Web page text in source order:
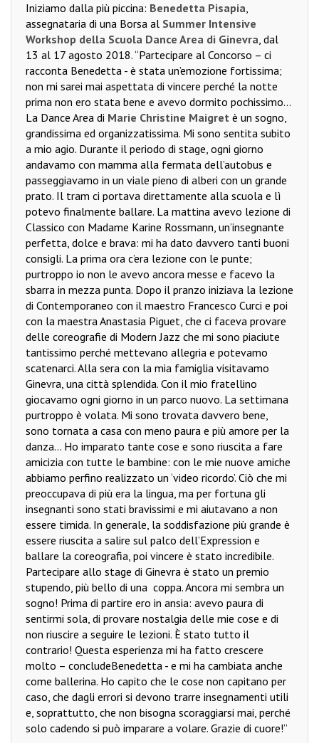
Iniziamo dalla più piccina: Benedetta Pisapia,
assegnataria di una Borsa al Summer Intensive
Workshop della Scuola Dance Area di Ginevra, dal
13 al 17 agosto 2018. “Partecipare al Concorso – ci
racconta Benedetta - è stata un’emozione fortissima;
non mi sarei mai aspettata di vincere perché la notte
prima non ero stata bene e avevo dormito pochissimo...
La Dance Area di Marie Christine Maigret è un sogno,
grandissima ed organizzatissima. Mi sono sentita subito
a mio agio. Durante il periodo di stage, ogni giorno
andavamo con mamma alla fermata dell’autobus e
passeggiavamo in un viale pieno di alberi con un grande
prato. Il tram ci portava direttamente alla scuola e lì
potevo finalmente ballare. La mattina avevo lezione di
Classico con Madame Karine Rossmann, un’insegnante
perfetta, dolce e brava: mi ha dato davvero tanti buoni
consigli. La prima ora c’era lezione con le punte;
purtroppo io non le avevo ancora messe e facevo la
sbarra in mezza punta. Dopo il pranzo iniziava la lezione
di Contemporaneo con il maestro Francesco Curci e poi
con la maestra Anastasia Piguet, che ci faceva provare
delle coreografie di Modern Jazz che mi sono piaciute
tantissimo perché mettevano allegria e potevamo
scatenarci. Alla sera con la mia famiglia visitavamo
Ginevra, una città splendida. Con il mio fratellino
giocavamo ogni giorno in un parco nuovo. La settimana
purtroppo è volata. Mi sono trovata davvero bene,
sono tornata a casa con meno paura e più amore per la
danza… Ho imparato tante cose e sono riuscita a fare
amicizia con tutte le bambine: con le mie nuove amiche
abbiamo perfino realizzato un ‘video ricordo’. Ciò che mi
preoccupava di più era la lingua, ma per fortuna gli
insegnanti sono stati bravissimi e mi aiutavano a non
essere timida. In generale, la soddisfazione più grande è
essere riuscita a salire sul palco dell’Expression e
ballare la coreografia, poi vincere è stato incredibile.
Partecipare allo stage di Ginevra è stato un premio
stupendo, più bello di una coppa. Ancora mi sembra un
sogno! Prima di partire ero in ansia: avevo paura di
sentirmi sola, di provare nostalgia delle mie cose e di
non riuscire a seguire le lezioni. È stato tutto il
contrario! Questa esperienza mi ha fatto crescere
molto – concludeBenedetta - e mi ha cambiata anche
come ballerina. Ho capito che le cose non capitano per
caso, che dagli errori si devono trarre insegnamenti utili
e, soprattutto, che non bisogna scoraggiarsi mai, perché
solo cadendo si può imparare a volare. Grazie di cuore!”